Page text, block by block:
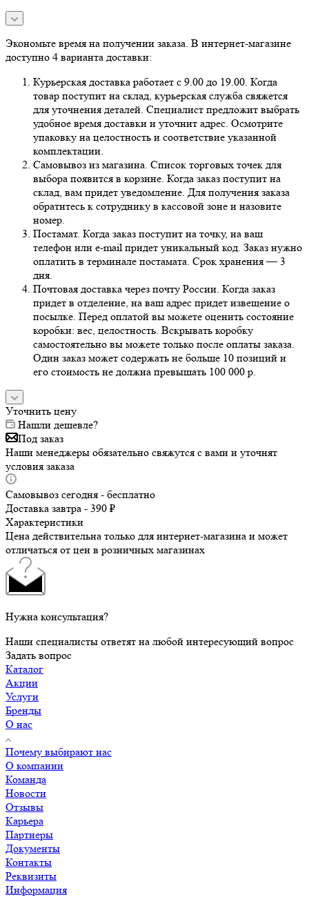
Экономьте время на получении заказа. В интернет-магазине
доступно 4 варианта доставки:
Курьерская доставка работает с 9.00 до 19.00. Когда
товар поступит на склад, курьерская служба свяжется
для уточнения деталей. Специалист предложит выбрать
удобное время доставки и уточнит адрес. Осмотрите
упаковку на целостность и соответствие указанной
комплектации.
Самовывоз из магазина. Список торговых точек для
выбора появится в корзине. Когда заказ поступит на
склад, вам придет уведомление. Для получения заказа
обратитесь к сотруднику в кассовой зоне и назовите
номер.
Постамат. Когда заказ поступит на точку, на ваш
телефон или e-mail придет уникальный код. Заказ нужно
оплатить в терминале постамата. Срок хранения — 3
дня.
Почтовая доставка через почту России. Когда заказ
придет в отделение, на ваш адрес придет извещение о
посылке. Перед оплатой вы можете оценить состояние
коробки: вес, целостность. Вскрывать коробку
самостоятельно вы можете только после оплаты заказа.
Один заказ может содержать не больше 10 позиций и
его стоимость не должна превышать 100 000 р.
Уточнить цену
Нашли дешевле?
Под заказ
Наши менеджеры обязательно свяжутся с вами и уточнят
условия заказа
Самовывоз сегодня - бесплатно
Доставка завтра - 390 ₽
Характеристики
Цена действительна только для интернет-магазина и может
отличаться от цен в розничных магазинах
Нужна консультация?
Наши специалисты ответят на любой интересующий вопрос
Задать вопрос
Каталог
Акции
Услуги
Бренды
О нас
Почему выбирают нас
О компании
Команда
Новости
Отзывы
Карьера
Партнеры
Документы
Контакты
Реквизиты
Информация